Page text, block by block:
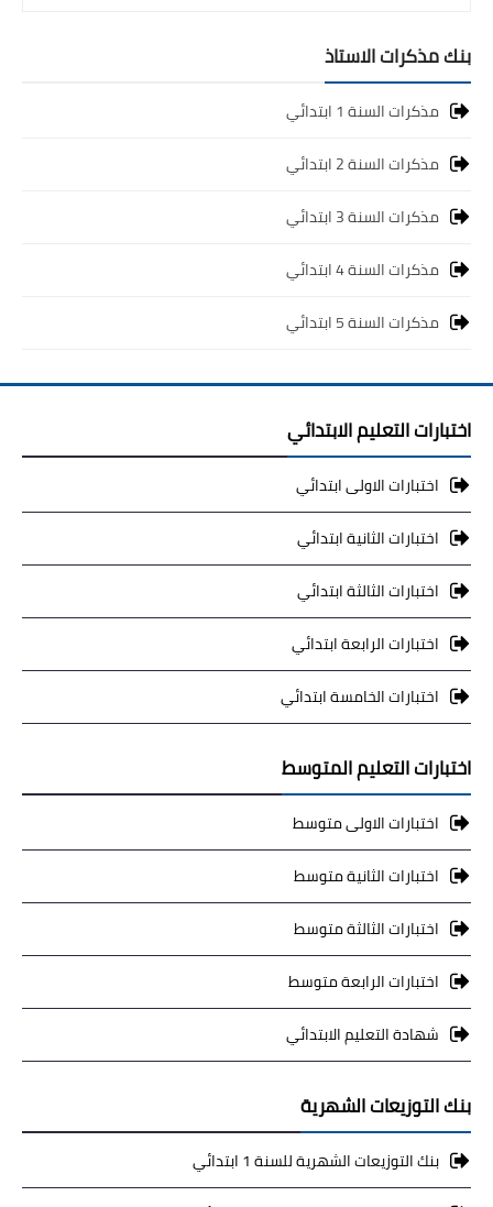
بنك مذكرات الاستاذ
مذكرات السنة 1 ابتدائي
مذكرات السنة 2 ابتدائي
مذكرات السنة 3 ابتدائي
مذكرات السنة 4 ابتدائي
مذكرات السنة 5 ابتدائي
اختبارات التعليم الابتدائي
اختبارات الاولى ابتدائي
اختبارات الثانية ابتدائي
اختبارات الثالثة ابتدائي
اختبارات الرابعة ابتدائي
اختبارات الخامسة ابتدائي
اختبارات التعليم المتوسط
اختبارات الاولى متوسط
اختبارات الثانية متوسط
اختبارات الثالثة متوسط
اختبارات الرابعة متوسط
شهادة التعليم الابتدائي
بنك التوزيعات الشهرية
بنك التوزيعات الشهرية للسنة 1 ابتدائي